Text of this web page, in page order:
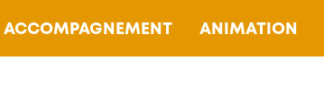
ACCOMPAGNEMENT ANIMATION